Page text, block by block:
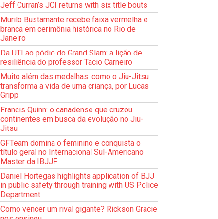
Jeff Curran’s JCI returns with six title bouts
Murilo Bustamante recebe faixa vermelha e
branca em cerimônia histórica no Rio de
Janeiro
Da UTI ao pódio do Grand Slam: a lição de
resiliência do professor Tacio Carneiro
Muito além das medalhas: como o Jiu-Jitsu
transforma a vida de uma criança, por Lucas
Gripp
Francis Quinn: o canadense que cruzou
continentes em busca da evolução no Jiu-
Jitsu
GFTeam domina o feminino e conquista o
título geral no Internacional Sul-Americano
Master da IBJJF
Daniel Hortegas highlights application of BJJ
in public safety through training with US Police
Department
Como vencer um rival gigante? Rickson Gracie